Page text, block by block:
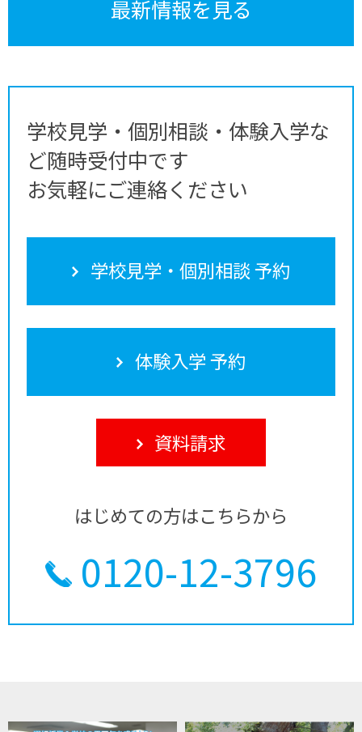
最新情報を見る
学校見学・個別相談・体験入学な
ど随時受付中です
お気軽にご連絡ください
学校見学・個別相談 予約
体験入学 予約
資料請求
はじめての方はこちらから
0120-12-3796